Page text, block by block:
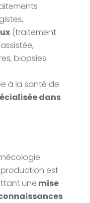
(traitement
biopsies
à la santé de
dans
est
une mise